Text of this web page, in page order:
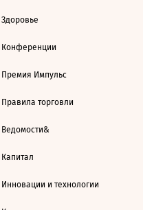
Здоровье
Конференции
Премия Импульс
Правила торговли
Ведомости&
Капитал
Инновации и технологии